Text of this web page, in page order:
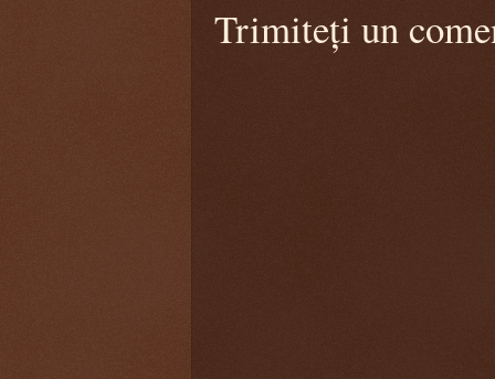
Trimiteți un